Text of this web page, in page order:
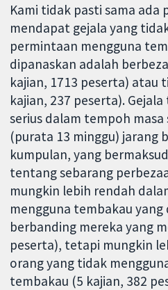
Kami tidak pasti sama ada
mendapat gejala yang
permintaan mengguna
dipanaskan adalah
kajian, 1713 peserta) atau
kajian, 237 peserta).
serius dalam tempoh
(purata 13 minggu) jarang
kumpulan, yang
tentang sebarang
mungkin lebih rendah
mengguna tembakau yang
berbanding mereka yang
peserta), tetapi mungkin
orang yang tidak
tembakau (5 kajian, 382